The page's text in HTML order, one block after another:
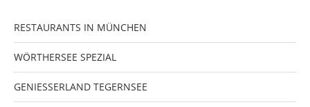
RESTAURANTS IN MÜNCHEN
WÖRTHERSEE SPEZIAL
GENIESSERLAND TEGERNSEE